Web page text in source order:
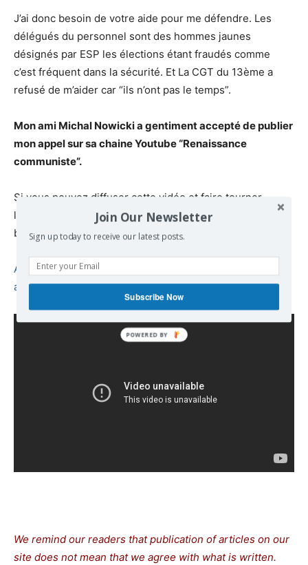
J’ai donc besoin de votre aide pour me défendre. Les
délégués du personnel sont des hommes jaunes
désignés par ESP les élections étant fraudés comme
c’est fréquent dans la sécurité. Et La CGT du 13ème a
refusé de m’aider car “ils n’ont pas le temps”.
Mon ami Michal Nowicki a gentiment accepté de publier
mon appel sur sa chaine Youtube “Renaissance
communiste”.
Si vous pouvez diffuser cette vidéo et faire tourner
l’information, éventuellement venir demain devant le
bureau pour montrer que je ne suis pas seule…
Appel à l’aide Monika Karbowska victime de répression
anti syndicale.
We remind our readers that publication of articles on our
site does not mean that we agree with what is written.
Join Our Newsletter
Sign up today to receive our latest posts.
Subscribe Now